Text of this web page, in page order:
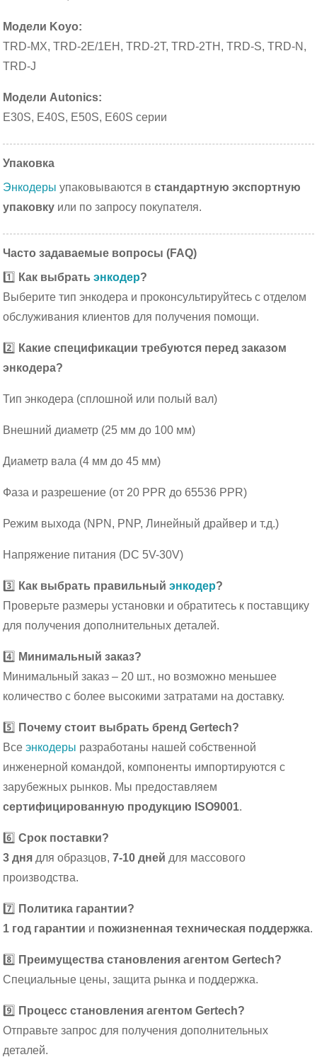
Модели Koyo:
TRD-MX, TRD-2E/1EH, TRD-2T, TRD-2TH, TRD-S, TRD-N,
TRD-J
Модели Autonics:
E30S, E40S, E50S, E60S серии
Упаковка
Энкодеры упаковываются встандартную экспортную
упаковку или по запросу покупателя.
Часто задаваемые вопросы (FAQ)
1️⃣ Как выбратьэнкодер?
Выберите тип энкодера и проконсультируйтесь с отделом
обслуживания клиентов для получения помощи.
2️⃣ Какие спецификации требуются перед заказом
энкодера?
Тип энкодера (сплошной или полый вал)
Внешний диаметр (25 мм до 100 мм)
Диаметр вала (4 мм до 45 мм)
Фаза и разрешение (от 20 PPR до 65536 PPR)
Режим выхода (NPN, PNP, Линейный драйвер и т.д.)
Напряжение питания (DC 5V-30V)
3️⃣ Как выбрать правильныйэнкодер?
Проверьте размеры установки и обратитесь к поставщику
для получения дополнительных деталей.
4️⃣ Минимальный заказ?
Минимальный заказ – 20 шт., но возможно меньшее
количество с более высокими затратами на доставку.
5️⃣ Почему стоит выбрать бренд Gertech?
Всеэнкодеры разработаны нашей собственной
инженерной командой, компоненты импортируются с
зарубежных рынков. Мы предоставляем
сертифицированную продукцию ISO9001.
6️⃣Срок поставки?
3 дня для образцов,7-10 дней для массового
производства.
7️⃣ Политика гарантии?
1 год гарантии и пожизненная техническая поддержка.
8️⃣ Преимущества становления агентом Gertech?
Специальные цены, защита рынка и поддержка.
9️⃣ Процесс становления агентом Gertech?
Отправьте запрос для получения дополнительных
деталей.